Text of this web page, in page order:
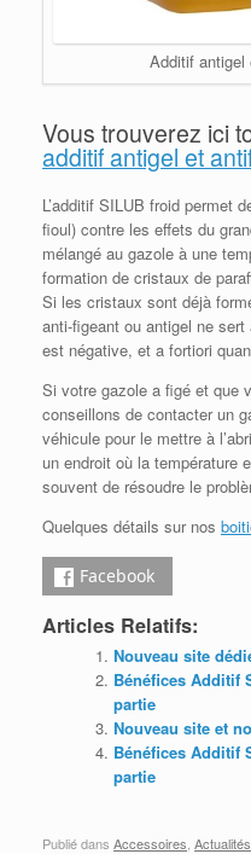
Additif antigel
Vous trouverez ici
additif antigel et
L’additif SILUB froid permet
fioul) contre les effets du
mélangé au gazole à une
formation de cristaux de
Si les cristaux sont déjà
anti-figeant ou antigel ne
est négative, et a fortiori
Si votre gazole a figé et que
conseillons de contacter un
véhicule pour le mettre à
un endroit où la température
souvent de résoudre le
Quelques détails sur nos
Facebook
Articles Relatifs:
Nouveau site
Bénéfices Additif
partie
Nouveau site et
Bénéfices Additif
partie
Publié dans Accessoires Actualités